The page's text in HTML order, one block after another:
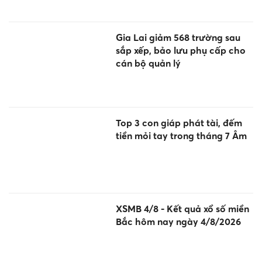
Gia Lai giảm 568 trường sau
sắp xếp, bảo lưu phụ cấp cho
cán bộ quản lý
Top 3 con giáp phát tài, đếm
tiền mỏi tay trong tháng 7 Âm
XSMB 4/8 - Kết quả xổ số miền
Bắc hôm nay ngày 4/8/2026